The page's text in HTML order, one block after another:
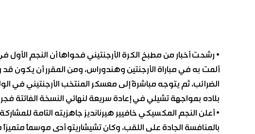
• رشحت أخبار من مطبخ الكرة الأرجنتيني فحواها أن النجم الأول
ألمت به في مباراة الأرجنتين وهندوراس، ومن المقرر أن يكون
الضرائب، ثم يتوجه مباشرةً إلى معسكر المنتخب الأرجنتيني في
بلاده بمواجهة تشيلي في إعادة سريعة لنهائي النسخة الفائتة فجر
• أعلن النجم المكسيكي خافيير هيرنانديز جاهزيته التامة